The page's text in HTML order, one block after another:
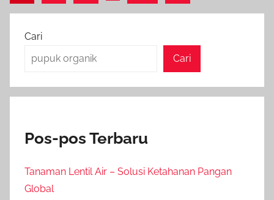
pos
Cari
Cari
Pos-pos Terbaru
Tanaman Lentil Air – Solusi Ketahanan Pangan
Global